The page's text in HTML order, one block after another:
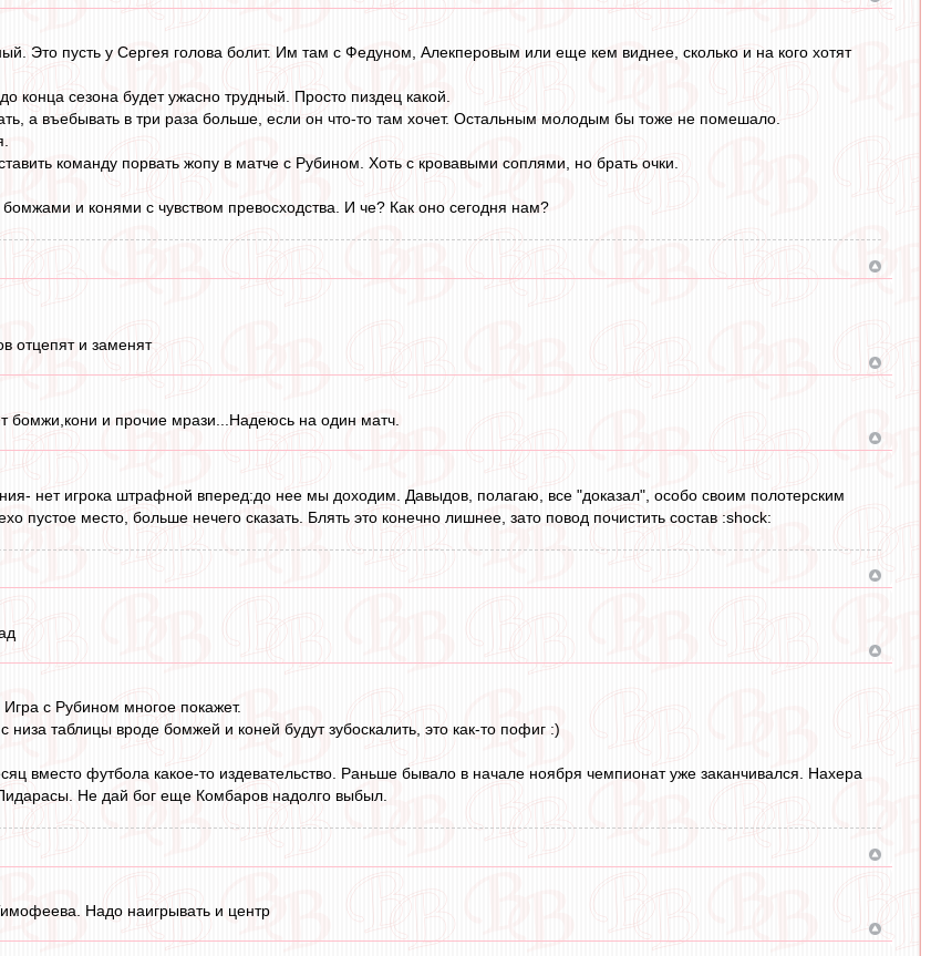
Это пусть у Сергея голова болит. Им там с Федуном, Алекперовым или еще кем виднее, сколько и на кого хотят
конца сезона будет ужасно трудный. Просто пиздец какой.
а въебывать в три раза больше, если он что-то там хочет. Остальным молодым бы тоже не помешало.
команду порвать жопу в матче с Рубином. Хоть с кровавыми соплями, но брать очки.
и конями с чувством превосходства. И че? Как оно сегодня нам?
отцепят и заменят
бомжи,кони и прочие мрази...Надеюсь на один матч.
нет игрока штрафной вперед:до нее мы доходим. Давыдов, полагаю, все "доказал", особо своим полотерским
пустое место, больше нечего сказать. Блять это конечно лишнее, зато повод почистить состав :shock:
с Рубином многое покажет.
низа таблицы вроде бомжей и коней будут зубоскалить, это как-то пофиг :)
вместо футбола какое-то издевательство. Раньше бывало в начале ноября чемпионат уже заканчивался. Нахера
Не дай бог еще Комбаров надолго выбыл.
Надо наигрывать и центр